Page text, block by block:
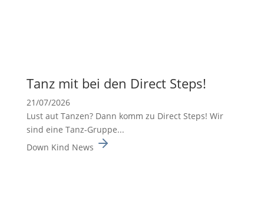
Tanz mit bei den Direct Steps!
21/07/2026
Lust aut Tanzen? Dann komm zu Direct Steps! Wir
sind eine Tanz-Gruppe...
Down Kind News